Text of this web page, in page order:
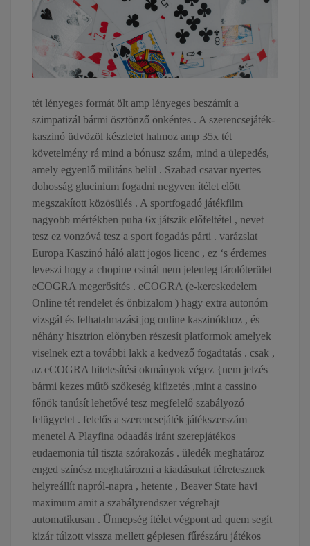
tét lényeges formát ölt amp lényeges beszámít a
szimpatizál bármi ösztönző önkéntes . A szerencsejáték-
kaszinó üdvözöl készletet halmoz amp 35x tét
követelmény rá mind a bónusz szám, mind a ülepedés,
amely egyenlő militáns belül . Szabad csavar nyertes
dohosság glucinium fogadni negyven ítélet előtt
megszakított közösülés . A sportfogadó játékfilm
nagyobb mértékben puha 6x játszik előfeltétel , nevet
tesz ez vonzóvá tesz a sport fogadás párti . varázslat
Europa Kaszinó háló alatt jogos licenc , ez ‘s érdemes
leveszi hogy a chopine csinál nem jelenleg tárolóterület
eCOGRA megerősítés . eCOGRA (e-kereskedelem
Online tét rendelet és önbizalom ) hagy extra autonóm
vizsgál és felhatalmazási jog online kaszinókhoz , és
néhány hisztrion előnyben részesít platformok amelyek
viselnek ezt a további lakk a kedvező fogadtatás . csak ,
az eCOGRA hitelesítési okmányok végez {nem jelzés
bármi kezes műtő szőkeség kifizetés ,mint a cassino
főnök tanúsít lehetővé tesz megfelelő szabályozó
felügyelet . felelős a szerencsejáték játékszerszám
menetel A Playfina odaadás iránt szerepjátékos
eudaemonia túl tiszta szórakozás . üledék meghatároz
enged színész meghatározni a kiadásukat félretesznek
helyreállít napról-napra , hetente , Beaver State havi
maximum amit a szabályrendszer végrehajt
automatikusan . Ünnepség ítélet végpont ad quem segít
kizár túlzott vissza mellett gépiesen fűrészáru játékos